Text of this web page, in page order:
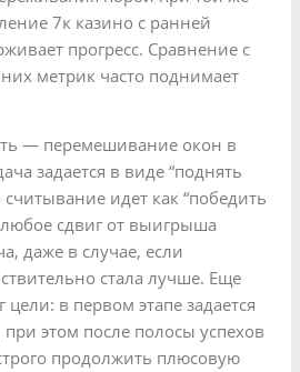
7к казино с ранней
прогресс. Сравнение с
метрик часто поднимает
— перемешивание окон в
задается в виде “поднять
идет как “победить
сдвиг от выигрыша
даже в случае, если
стала лучше. Еще
в первом этапе задается
при этом после полосы успехов
продолжить плюсовую